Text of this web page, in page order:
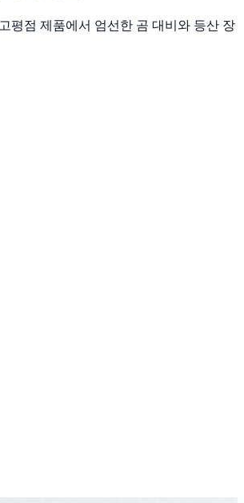
평점 제품에서 엄선한 곰 대비와 등산 장